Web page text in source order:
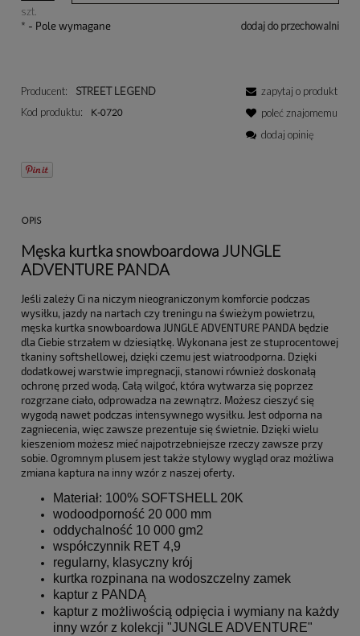
szt.
dodaj do przechowalni
* - Pole wymagane
Producent:
STREET LEGEND
Kod produktu:
K-0720
zapytaj o produkt
poleć znajomemu
dodaj opinię
OPIS
Męska kurtka snowboardowa JUNGLE
ADVENTURE PANDA
Jeśli zależy Ci na niczym nieograniczonym komforcie podczas
wysiłku, jazdy na nartach czy treningu na świeżym powietrzu,
męska kurtka snowboardowa JUNGLE ADVENTURE PANDA będzie
dla Ciebie strzałem w dziesiątkę. Wykonana jest ze stuprocentowej
tkaniny softshellowej, dzięki czemu jest wiatroodporna. Dzięki
dodatkowej warstwie impregnacji, stanowi również doskonałą
ochronę przed wodą. Całą wilgoć, która wytwarza się poprzez
rozgrzane ciało, odprowadza na zewnątrz. Możesz cieszyć się
wygodą nawet podczas intensywnego wysiłku. Jest odporna na
zagniecenia, więc zawsze prezentuje się świetnie. Dzięki wielu
kieszeniom możesz mieć najpotrzebniejsze rzeczy zawsze przy
sobie. Ogromnym plusem jest także stylowy wygląd oraz możliwa
zmiana kaptura na inny wzór z naszej oferty.
Materiał: 100% SOFTSHELL 20K
wodoodporność 20 000 mm
oddychalność 10 000 gm2
współczynnik RET 4,9
regularny, klasyczny krój
kurtka rozpinana na wodoszczelny zamek
kaptur z PANDĄ
kaptur z możliwością odpięcia i wymiany na każdy
inny wzór z kolekcji "JUNGLE ADVENTURE"